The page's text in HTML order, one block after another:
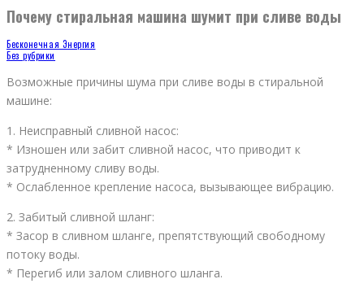
Почему стиральная машина шумит при сливе воды
Бесконечная Энергия
Без рубрики
Возможные причины шума при сливе воды в стиральной
машине:
1. Неисправный сливной насос:
* Изношен или забит сливной насос, что приводит к
затрудненному сливу воды.
* Ослабленное крепление насоса, вызывающее вибрацию.
2. Забитый сливной шланг:
* Засор в сливном шланге, препятствующий свободному
потоку воды.
* Перегиб или залом сливного шланга.